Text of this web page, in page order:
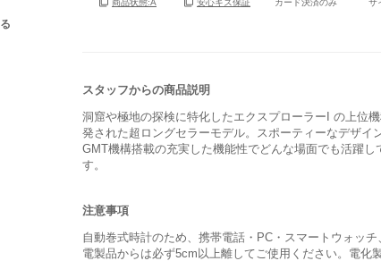
商品状態:A 安心キズ保証 カード決済のみ サ
スタッフからの商品説明
洞窟や極地の探検に特化したエクスプローラーI の上位
発された超ロングセラーモデル。スポーティーなデザイ
GMT機構搭載の充実した機能性でどんな場面でも活躍し
す。
注意事項
自動巻式時計のため、携帯電話・PC・スマートウォッチ
電製品からは必ず5cm以上離してご使用ください。電化